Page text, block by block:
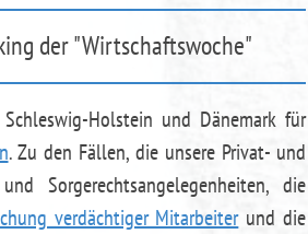
der "Wirtschaftswoche"
Holstein und Dänemark für
. Zu den Fällen, die unsere Privat- und
Sorgerechtsangelegenheiten, die
verdächtiger Mitarbeiterund die